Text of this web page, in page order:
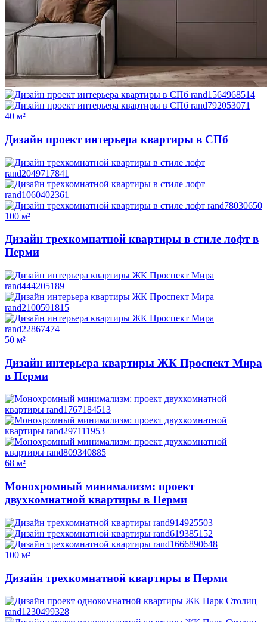
40 м²
Дизайн проект интерьера квартиры в СПб
100 м²
Дизайн трехкомнатной квартиры в стиле лофт в
Перми
50 м²
Дизайн интерьера квартиры ЖК Проспект Мира
в Перми
68 м²
Монохромный минимализм: проект
двухкомнатной квартиры в Перми
100 м²
Дизайн трехкомнатной квартиры в Перми